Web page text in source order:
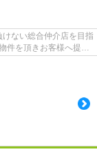
ない総合仲介店を目指
件を頂きお客様へ提供